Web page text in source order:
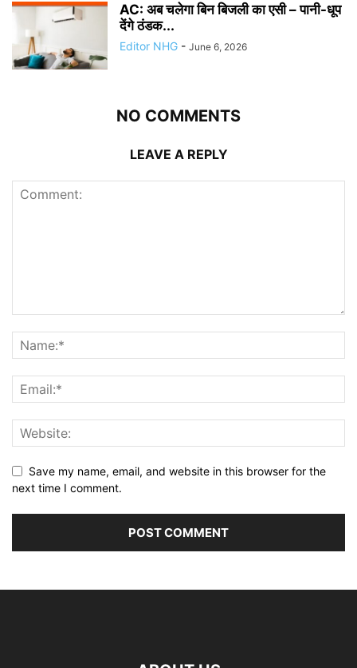
AC: अब चलेगा बिन बिजली का एसी – पानी-धूप
देंगे ठंडक...
Editor NHG - June 6, 2026
NO COMMENTS
LEAVE A REPLY
Save my name, email, and website in this browser for the
next time I comment.